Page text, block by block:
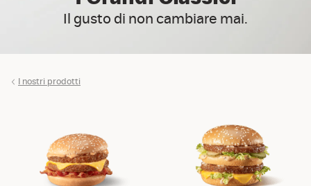
Il gusto di non cambiare mai.
I nostri prodotti